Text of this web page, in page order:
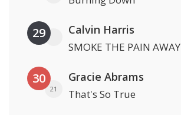
29 Calvin Harris
SMOKE THE PAIN AWAY
30
21
Gracie Abrams
That's So True